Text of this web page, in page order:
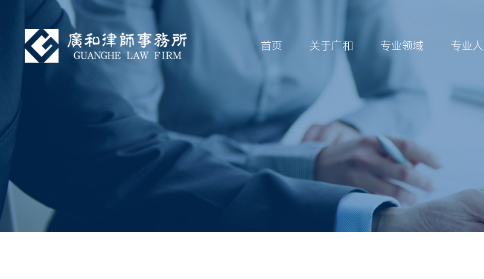
首页 关于广和 专业领域 专业